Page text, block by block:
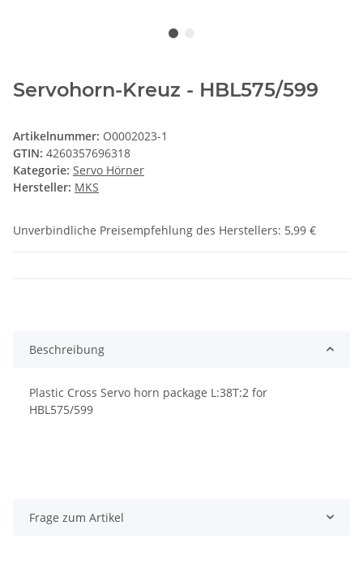
Servohorn-Kreuz - HBL575/599
Artikelnummer: O0002023-1
GTIN: 4260357696318
Kategorie: Servo Hörner
Hersteller: MKS
Unverbindliche Preisempfehlung des Herstellers: 5,99 €
Beschreibung
Plastic Cross Servo horn package L:38T:2 for
HBL575/599
Frage zum Artikel